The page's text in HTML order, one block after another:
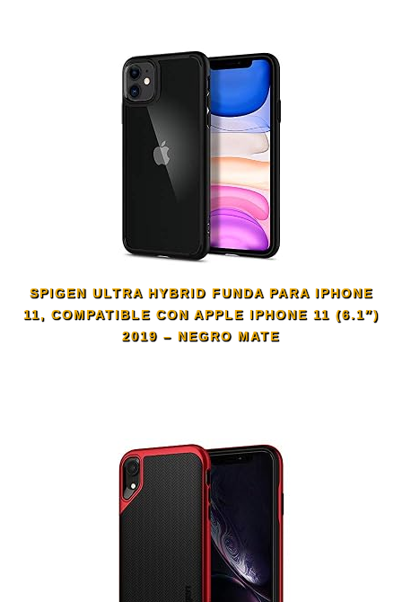
SPIGEN ULTRA HYBRID FUNDA PARA IPHONE
11, COMPATIBLE CON APPLE IPHONE 11 (6.1″)
2019 – NEGRO MATE